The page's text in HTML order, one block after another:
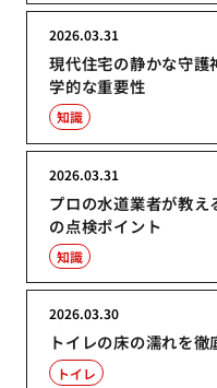
現代住宅の静かな守護
学的な重要性
2026.03.31
知識
プロの水道業者が教
の点検ポイント
2026.03.31
知識
トイレの床の濡れを徹
2026.03.30
トイレ